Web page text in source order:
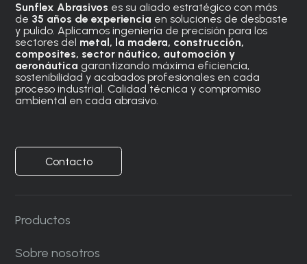
Sunflex Abrasivos es su aliado estratégico con más
de 35 años de experiencia en soluciones de desbaste
y pulido. Aplicamos ingeniería de precisión para los
sectores del metal, la madera, construcción,
composites, sector náutico, automoción y
aeronáutica garantizando máxima eficiencia,
sostenibilidad y acabados profesionales en cada
proceso industrial. Calidad técnica y compromiso
ambiental en cada abrasivo.
Contacto
Productos
Sobre nosotros